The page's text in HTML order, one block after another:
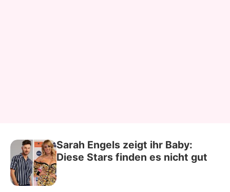
Sarah Engels zeigt ihr Baby:
Diese Stars finden es nicht gut